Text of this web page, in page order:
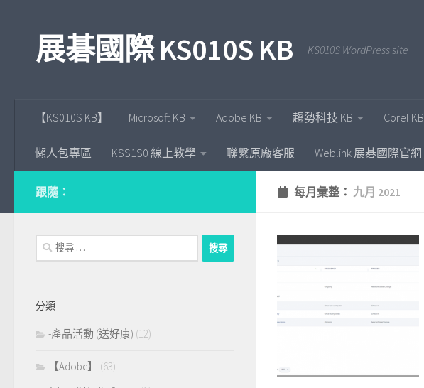
展碁國際 KS010S KB KS010S WordPress site
【KS010S KB】 Microsoft KB Adobe KB 趨勢科技 KB Corel KB
懶人包專區 KSS1S0 線上教學 聯繫原廠客服 Weblink 展碁國際官網
每月彙整： 九月 2021
跟隨：
搜
尋：
分類
-產品活動 (送好康) (12)
【Adobe】
(63)